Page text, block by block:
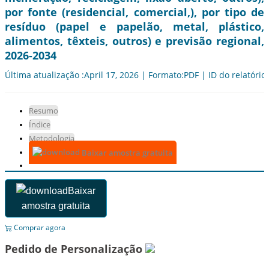
por fonte (residencial, comercial,), por tipo de
resíduo (papel e papelão, metal, plástico,
alimentos, têxteis, outros) e previsão regional,
2026-2034
Última atualização :April 17, 2026 | Formato:PDF | ID do
Resumo
Índice
Metodologia
Baixar amostra gratuita
Baixar
amostra gratuita
Comprar agora
Pedido de Personalização